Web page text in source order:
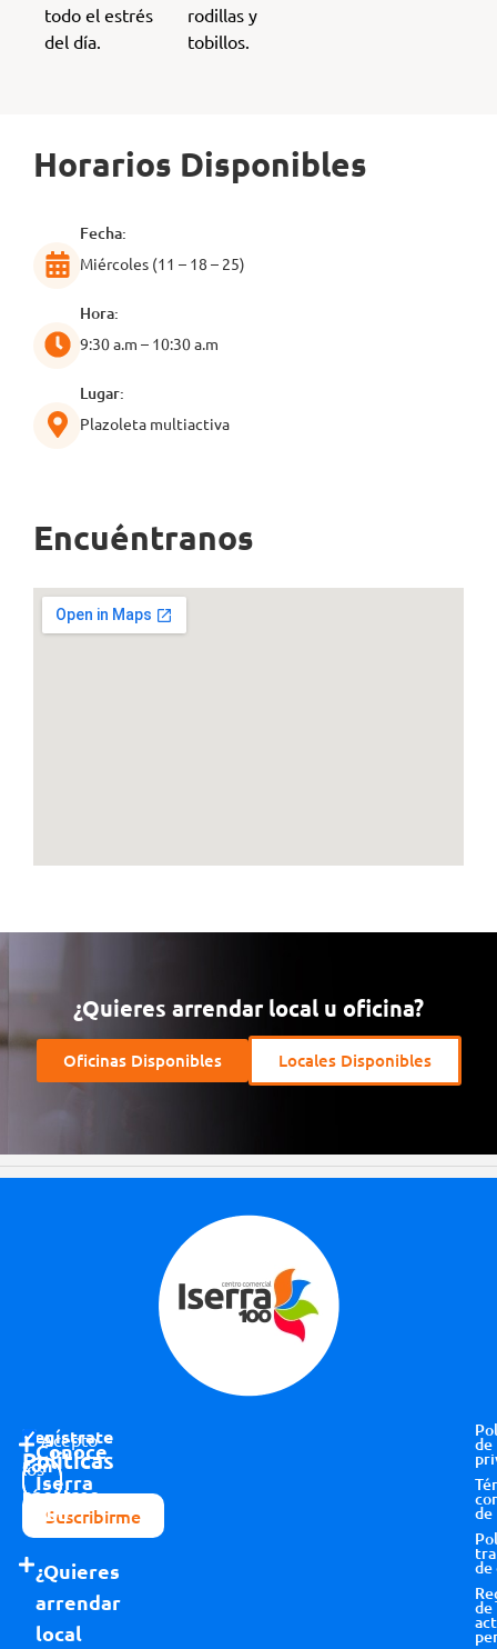
todo el estrés
del día.
rodillas y
tobillos.
Horarios Disponibles
Fecha:
Miércoles (11 – 18 – 25)
Hora:
9:30 a.m – 10:30 a.m
Lugar:
Plazoleta multiactiva
Encuéntranos
¿Quieres arrendar local u oficina?
Oficinas Disponibles Locales Disponibles
Regístrate
con
nosotros
Acepto
los
términos y
condiciones
Suscribirme
Conoce
Iserra
100
¿Quieres
arrendar
local
Políticas
de
de
de
de